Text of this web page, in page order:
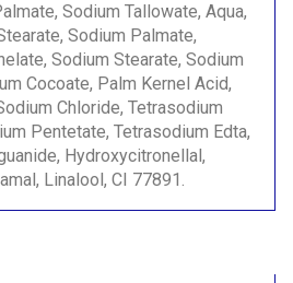
Sodium Tallowate, Aqua,
Sodium Palmate,
Sodium Stearate, Sodium
Cocoate, Palm Kernel Acid,
Chloride, Tetrasodium
Pentetate, Tetrasodium Edta,
Hydroxycitronellal,
Linalool, CI 77891.